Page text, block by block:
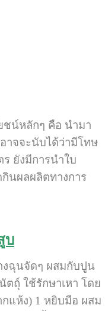
หลักๆ คือ นำมา
าจจะนับได้ว่ามีโทษ
ยังมีการนำใบ
นผลผลิตทางการ
บ
งฉุนจัดๆ ผสมกับปูน
ตถุ์ ใช้รักษาเหา โดย
แห้ง) 1 หยิบมือ ผสม